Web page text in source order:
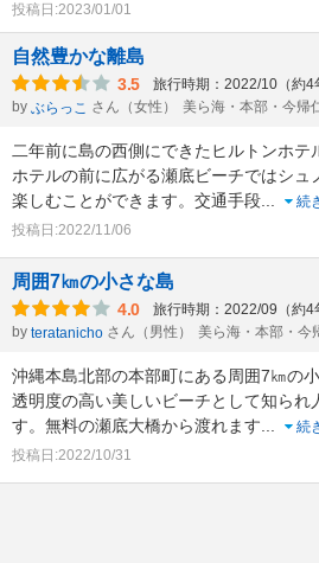
投稿日:2023/01/01
自然豊かな離島
3.5 旅行時期：2022/10（約4
by ぶらっこ さん（女性） 美ら海・本部・今帰
二年前に島の西側にできたヒルトンホテ
ホテルの前に広がる瀬底ビーチではシュ
楽しむことができます。交通手段
続
投稿日:2022/11/06
周囲7㎞の小さな島
4.0 旅行時期：2022/09（約4
by teratanicho さん（男性） 美ら海・本部・今
沖縄本島北部の本部町にある周囲7㎞の小
透明度の高い美しいビーチとして知られ
す。無料の瀬底大橋から渡れます
続
投稿日:2022/10/31